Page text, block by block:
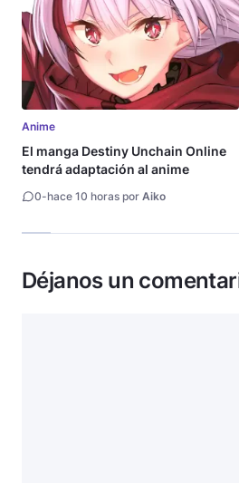
Anime
El manga Destiny Unchain Online
tendrá adaptación al anime
0-hace 10 horas por Aiko
Déjanos un